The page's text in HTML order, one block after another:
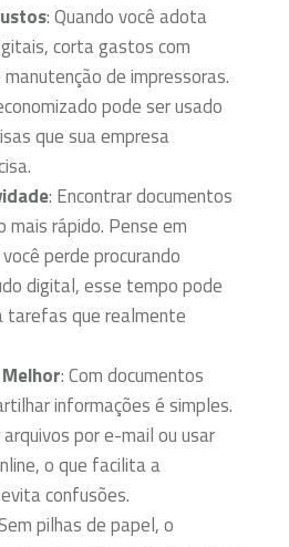
: Quando você adota
corta gastos com
de impressoras.
pode ser usado
que sua empresa
: Encontrar documentos
mais rápido. Pense em
perde procurando
digital, esse tempo pode
tarefas que realmente
: Com documentos
informações é simples.
por e-mail ou usar
o que facilita a
confusões.
pilhas de papel, o